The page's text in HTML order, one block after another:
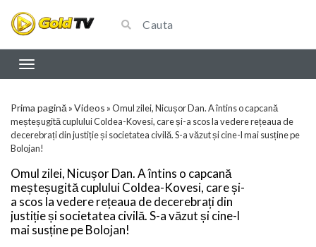
Prima pagină »Videos »Omul zilei, Nicușor Dan. A întins o capcană
meșteșugită cuplului Coldea-Kovesi, care și-a scos la vedere rețeaua de
decerebrați din justiție și societatea civilă. S-a văzut și cine-l mai susține pe
Bolojan!
Omul zilei, Nicușor Dan. A întins o capcană
meșteșugită cuplului Coldea-Kovesi, care și-
a scos la vedere rețeaua de decerebrați din
justiție și societatea civilă. S-a văzut și cine-l
mai susține pe Bolojan!